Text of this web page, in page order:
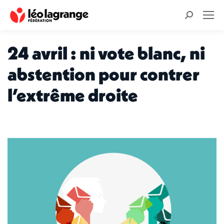
Recherche
24 avril : ni vote blanc, ni
abstention pour contrer
l’extrême droite